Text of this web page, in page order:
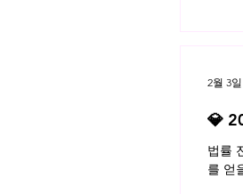
💎
법률
를 얻
2월 3일